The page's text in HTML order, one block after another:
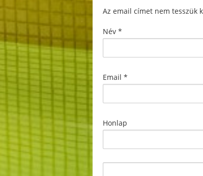
Az email címet nem tesszük
Név *
Email *
Honlap